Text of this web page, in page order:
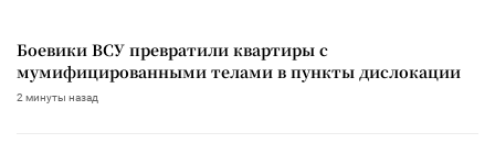
Боевики ВСУ превратили квартиры с
мумифицированными телами в пункты дислокации
2 минуты назад